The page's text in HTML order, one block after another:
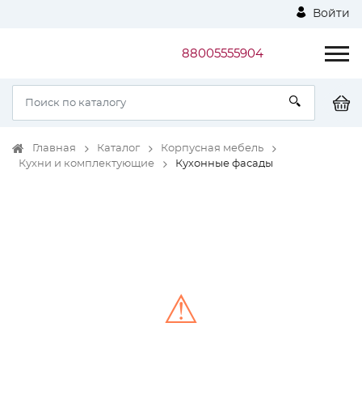
Войти
88005555904
Главная Каталог
Корпусная мебель
Кухни и комплектующие
Кухонные фасады
⚠